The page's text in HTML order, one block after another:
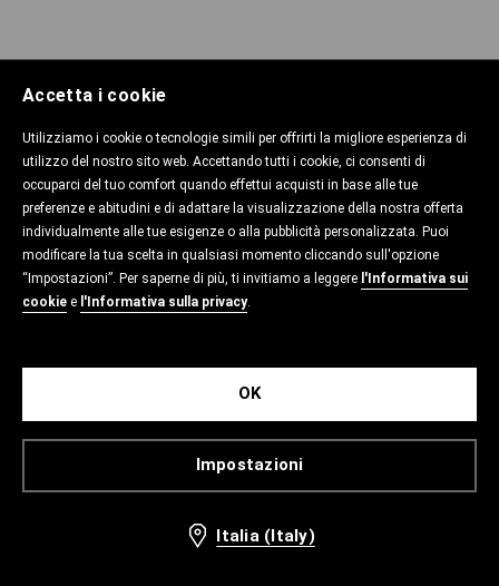
Accetta i cookie
Utilizziamo i cookie o tecnologie simili per offrirti la migliore esperienza di
utilizzo del nostro sito web. Accettando tutti i cookie, ci consenti di
occuparci del tuo comfort quando effettui acquisti in base alle tue
preferenze e abitudini e di adattare la visualizzazione della nostra offerta
individualmente alle tue esigenze o alla pubblicità personalizzata. Puoi
modificare la tua scelta in qualsiasi momento cliccando sull'opzione
“Impostazioni”. Per saperne di più, ti invitiamo a leggere l'Informativa sui
cookie e l'Informativa sulla privacy.
Impostazioni
OK
Italia (Italy)